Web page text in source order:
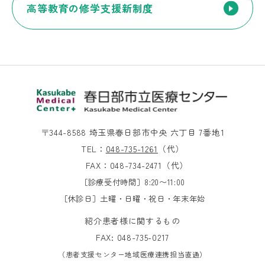
高等教育の修学支援新制度
〒344-8588 埼玉県春日部市中央 六丁目 7番地1
TEL： 048-735-1261 （代）
FAX：048-734-2471（代）
［診療受付時間］8:20〜11:00
［休診日］土曜・日曜・祝日・年末年始
紹介患者様に関するもの
FAX: 048-735-0217
（患者支援センター地域医療連携担当直通）